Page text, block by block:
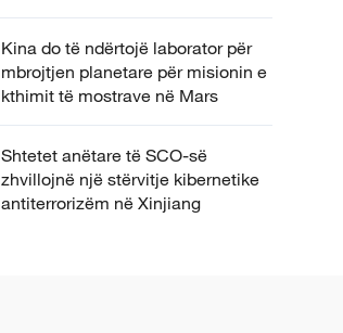
Kina do të ndërtojë laborator për
mbrojtjen planetare për misionin e
kthimit të mostrave në Mars
Shtetet anëtare të SCO-së
zhvillojnë një stërvitje kibernetike
antiterrorizëm në Xinjiang